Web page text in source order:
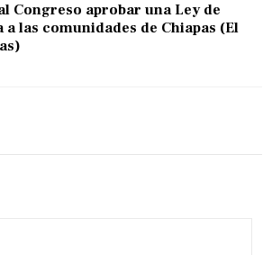
Congreso aprobar una Ley de
a las comunidades de Chiapas (El